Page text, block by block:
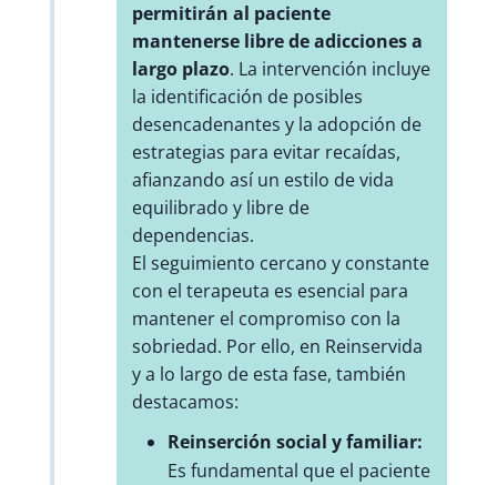
permitirán al paciente
mantenerse libre de adicciones a
largo plazo. La intervención incluye
la identificación de posibles
desencadenantes y la adopción de
estrategias para evitar recaídas,
afianzando así un estilo de vida
equilibrado y libre de
dependencias.
El seguimiento cercano y constante
con el terapeuta es esencial para
mantener el compromiso con la
sobriedad. Por ello, en Reinservida
y a lo largo de esta fase, también
destacamos:
Reinserción social y familiar:
Es fundamental que el paciente